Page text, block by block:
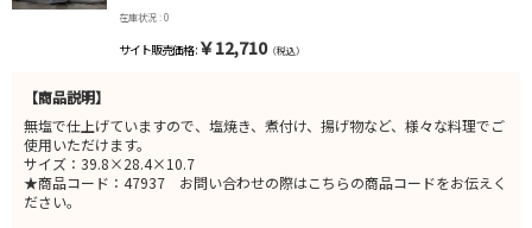
在庫状況 : 0
サイト販売価格 : ￥12,710（税込）
【商品説明】
無塩で仕上げていますので、塩焼き、煮付け、揚げ物など、様々な料理でご
使用いただけます。
サイズ：39.8×28.4×10.7
★商品コード：47937 お問い合わせの際はこちらの商品コードをお伝えく
ださい。